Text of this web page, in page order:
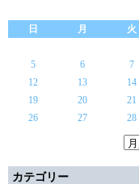
日
月 火
5
6 7
12
13 14
19
20 21
26
27 28
カテゴリー